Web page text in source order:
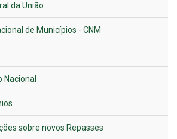
da União
de Municípios - CNM
Nacional
sobre novos Repasses